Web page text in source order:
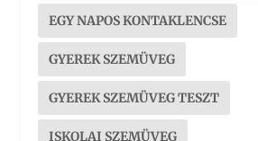
EGY NAPOS KONTAKLENCSE
GYEREK SZEMÜVEG
GYEREK SZEMÜVEG TESZT
ISKOLAI SZEMÜVEG